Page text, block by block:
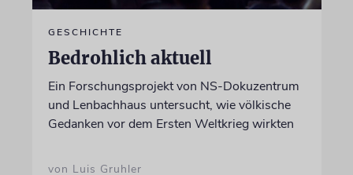
GESCHICHTE
Bedrohlich aktuell
Ein Forschungsprojekt von NS-Dokuzentrum
und Lenbachhaus untersucht, wie völkische
Gedanken vor dem Ersten Weltkrieg wirkten
von Luis Gruhler